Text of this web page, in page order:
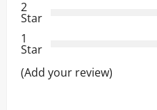
d
e
e
2
Star
1
Star
(Add your review)